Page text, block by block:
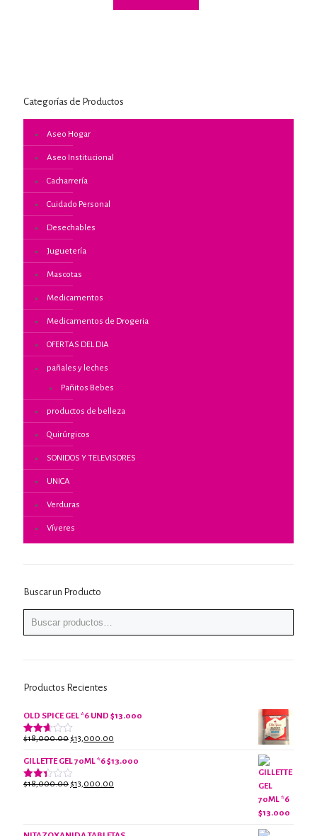
Categorías de Productos
Aseo Hogar
Aseo Institucional
Cacharrería
Cuidado Personal
Desechables
Juguetería
Mascotas
Medicamentos
Medicamentos de Drogeria
OFERTAS DEL DIA
pañales y leches
Pañitos Bebes
productos de belleza
Quirúrgicos
SONIDOS Y TELEVISORES
UNICA
Verduras
Víveres
Buscar un Producto
Productos Recientes
OLD SPICE GEL *6 UND $13.000
Valorado
2.61
de 5
$18,000.00 El
original
era:
$13,000.00
actual
GILLETTE GEL 70ML *6 $13.000
Valorado
$18,000.00 El
$13,000.00